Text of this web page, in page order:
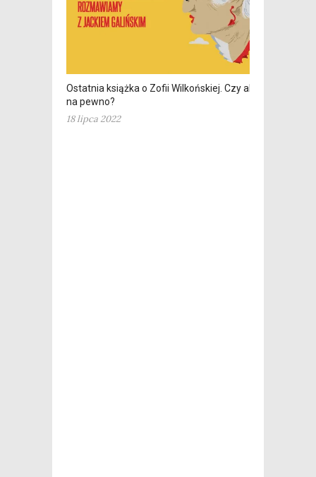
Ostatnia książka o Zofii Wilkońskiej. Czy aby
na pewno?
18 lipca 2022